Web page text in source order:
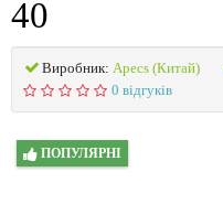
40
Виробник: Apecs (Китай)
0 відгуків
ПОПУЛЯРНІ